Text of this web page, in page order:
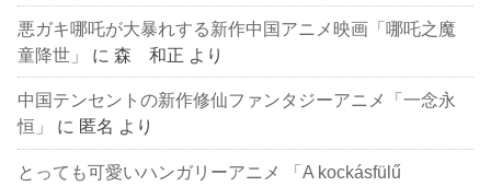
悪ガキ哪吒が大暴れする新作中国アニメ映画「哪吒之魔
童降世」
に森 和正 より
中国テンセントの新作修仙ファンタジーアニメ「一念永
恒」
に 匿名 より
とっても可愛いハンガリーアニメ 「A kockásfülű